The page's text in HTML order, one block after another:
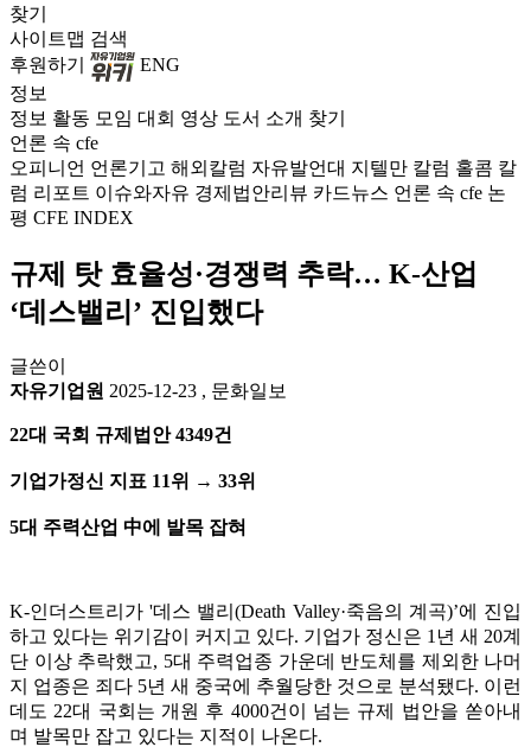
찾기
사이트맵 검색
후원하기
ENG
정보
정보 활동 모임 대회 영상 도서 소개 찾기
언론 속 cfe
오피니언 언론기고 해외칼럼 자유발언대 지텔만 칼럼 홀콤 칼
럼 리포트 이슈와자유 경제법안리뷰 카드뉴스 언론 속 cfe 논
평 CFE INDEX
규제 탓 효율성·경쟁력 추락… K-산업
‘데스밸리’ 진입했다
글쓴이
자유기업원 2025-12-23 , 문화일보
22대 국회 규제법안 4349건
기업가정신 지표 11위 → 33위
5대 주력산업 中에 발목 잡혀
K-인더스트리가 '데스 밸리(Death Valley·죽음의 계곡)’에 진입
하고 있다는 위기감이 커지고 있다. 기업가 정신은 1년 새 20계
단 이상 추락했고, 5대 주력업종 가운데 반도체를 제외한 나머
지 업종은 죄다 5년 새 중국에 추월당한 것으로 분석됐다. 이런
데도 22대 국회는 개원 후 4000건이 넘는 규제 법안을 쏟아내
며 발목만 잡고 있다는 지적이 나온다.